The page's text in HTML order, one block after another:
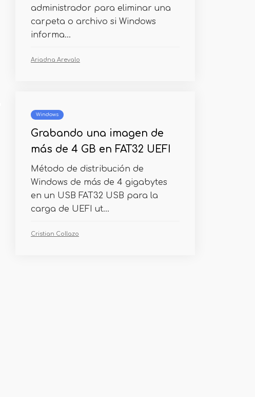
administrador para eliminar una
carpeta o archivo si Windows
informa...
Ariadna Arevalo
Windows
Grabando una imagen de
más de 4 GB en FAT32 UEFI
Método de distribución de
Windows de más de 4 gigabytes
en un USB FAT32 USB para la
carga de UEFI ut...
Cristian Collazo